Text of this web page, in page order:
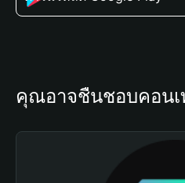
คุณอาจชื่นชอบคอนเ